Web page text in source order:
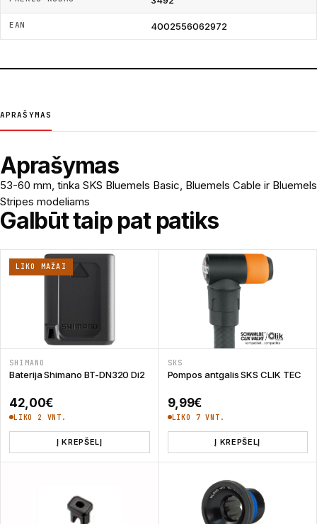
EAN 4002556062972
APRAŠYMAS
Aprašymas
53-60 mm, tinka SKS Bluemels Basic, Bluemels Cable ir Bluemels
Stripes modeliams
Galbūt taip pat patiks
LIKO MAŽAI
SHIMANO
Baterija Shimano BT-DN320 Di2
42,00€
LIKO 2 VNT.
Į KREPŠELĮ
SKS
Pompos antgalis SKS CLIK TEC
9,99€
LIKO 7 VNT.
Į KREPŠELĮ